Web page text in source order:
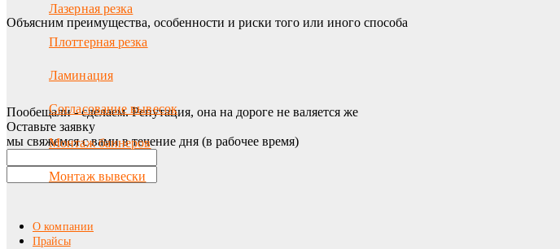
Лазерная резка
Плоттерная резка
Ламинация
Согласование вывесок
Монтаж баннеров
Монтаж вывески
О компании
Прайсы
Объясним преимущества, особенности и риски того или иного способа
Пообещали - сделаем. Репутация, она на дороге не валяется же
Оставьте заявку
мы свяжемся с вами в течение дня (в рабочее время)